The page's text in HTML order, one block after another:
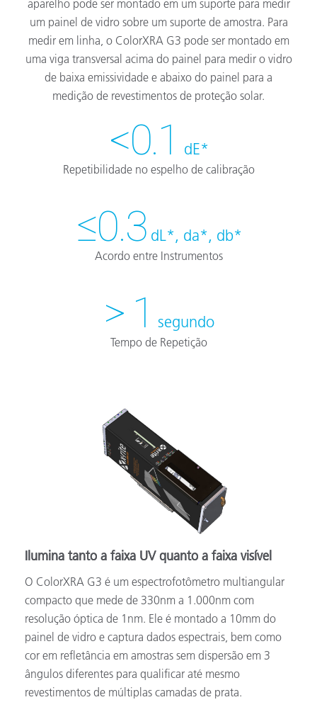
aparelho pode ser montado em um suporte para medir
um painel de vidro sobre um suporte de amostra. Para
medir em linha, o ColorXRA G3 pode ser montado em
uma viga transversal acima do painel para medir o vidro
de baixa emissividade e abaixo do painel para a
medição de revestimentos de proteção solar.
<0.1 dE*
Repetibilidade no espelho de calibração
≤0.3 dL*, da*, db*
Acordo entre Instrumentos
> 1 segundo
Tempo de Repetição
Ilumina tanto a faixa UV quanto a faixa visível
O ColorXRA G3 é um espectrofotômetro multiangular
compacto que mede de 330nm a 1.000nm com
resolução óptica de 1nm. Ele é montado a 10mm do
painel de vidro e captura dados espectrais, bem como
cor em refletância em amostras sem dispersão em 3
ângulos diferentes para qualificar até mesmo
revestimentos de múltiplas camadas de prata.